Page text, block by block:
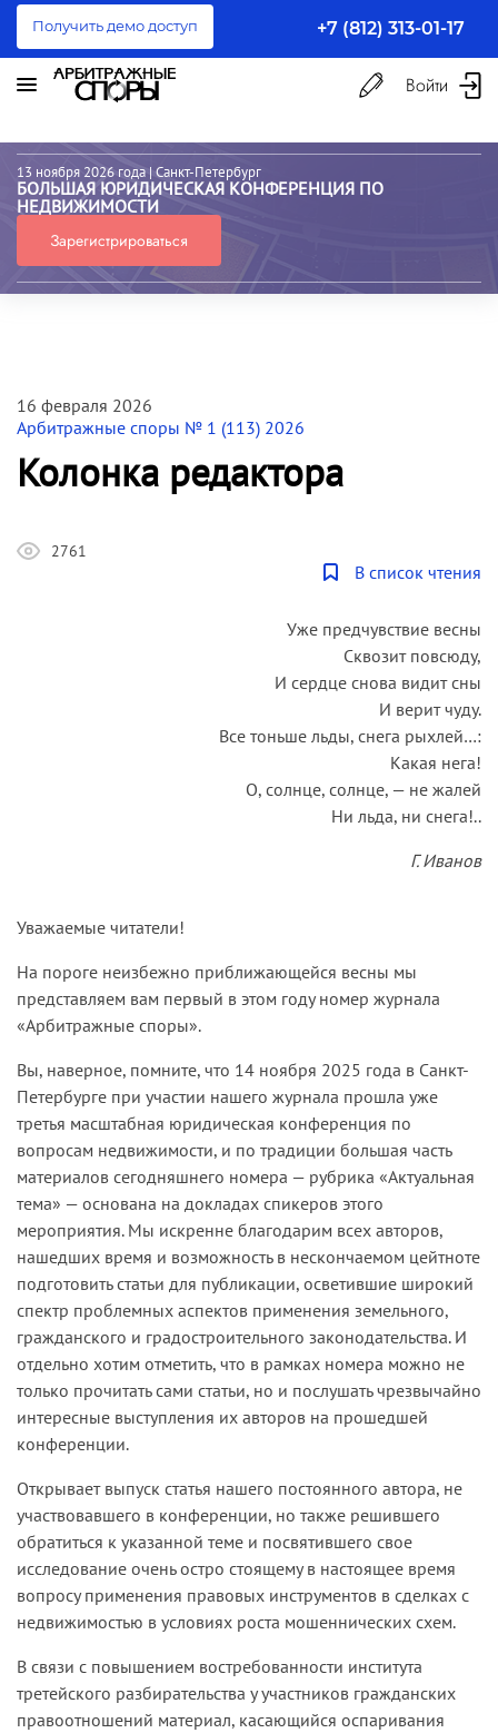
Получить демо доступ +7 (812) 313-01-17
Войти
13 ноября 2026 года | Санкт-Петербург
БОЛЬШАЯ ЮРИДИЧЕСКАЯ КОНФЕРЕНЦИЯ ПО
НЕДВИЖИМОСТИ
Зарегистрироваться
16 февраля 2026
Арбитражные споры № 1 (113) 2026
Колонка редактора
2761
В список чтения
Уже предчувствие весны
Сквозит повсюду,
И сердце снова видит сны
И верит чуду.
Все тоньше льды, снега рыхлей…:
Какая нега!
О, солнце, солнце, — не жалей
Ни льда, ни снега!..
Г. Иванов
Уважаемые читатели!
На пороге неизбежно приближающейся весны мы
представляем вам первый в этом году номер журнала
«Арбитражные споры».
Вы, наверное, помните, что 14 ноября 2025 года в Санкт-
Петербурге при участии нашего журнала прошла уже
третья масштабная юридическая конференция по
вопросам недвижимости, и по традиции большая часть
материалов сегодняшнего номера — рубрика «Актуальная
тема» — основана на докладах спикеров этого
мероприятия. Мы искренне благодарим всех авторов,
нашедших время и возможность в нескончаемом цейтноте
подготовить статьи для публикации, осветившие широкий
спектр проблемных аспектов применения земельного,
гражданского и градостроительного законодательства. И
отдельно хотим отметить, что в рамках номера можно не
только прочитать сами статьи, но и послушать чрезвычайно
интересные выступления их авторов на прошедшей
конференции.
Открывает выпуск статья нашего постоянного автора, не
участвовавшего в конференции, но также решившего
обратиться к указанной теме и посвятившего свое
исследование очень остро стоящему в настоящее время
вопросу применения правовых инструментов в сделках с
недвижимостью в условиях роста мошеннических схем.
В связи с повышением востребованности института
третейского разбирательства у участников гражданских
правоотношений материал, касающийся оспаривания